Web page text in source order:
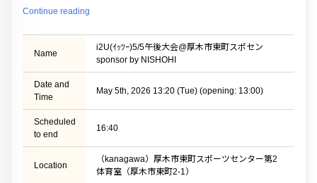
Continue reading
Name
i2U(ｲｯﾂｰ)5/5午後大会@厚木市東町スポセン
sponsor by NISHOHI
Date and
Time
May 5th, 2026 13:20 (Tue) (opening: 13:00)
Scheduled
to end
16:40
Location
（kanagawa）厚木市東町スポーツセンター第2
体育室（厚木市東町2-1）